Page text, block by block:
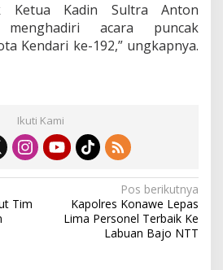
Ketua Kadin Sultra Anton
acara puncak
Kendari ke-192,” ungkapnya.
Ikuti Kami
Tim
Pos berikutnya
Kapolres Konawe Lepas
Lima Personel Terbaik Ke
Labuan Bajo NTT